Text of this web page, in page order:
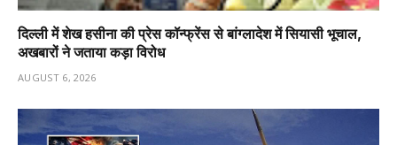
दिल्ली में शेख हसीना की प्रेस कॉन्फ्रेंस से बांग्लादेश में सियासी भूचाल,
अखबारों ने जताया कड़ा विरोध
AUGUST 6, 2026